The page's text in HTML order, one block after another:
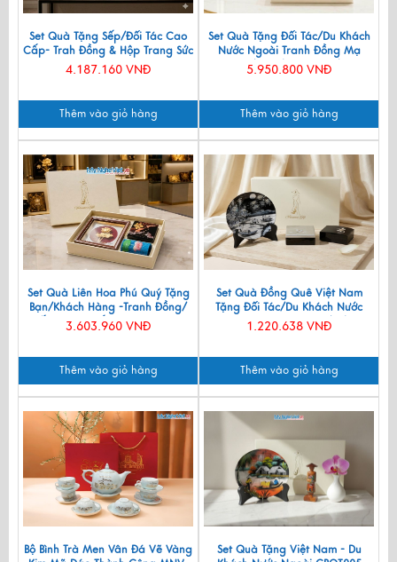
Set Quà Tặng Sếp/Đối Tác Cao
Cấp- Trah Đồng & Hộp Trang Sức
Sơn Mài CBQT004
4.187.160 VNĐ
Thêm vào giỏ hàng
Set Quà Tặng Đối Tác/Du Khách
Nước Ngoài Tranh Đồng Mạ
Vàng 24k & Hộp Trang Sức Sơn
5.950.800 VNĐ
Thêm vào giỏ hàng
Set Quà Liên Hoa Phú Quý Tặng
Bạn/Khách Hàng -Tranh Đồng/
Đế Lót Ly & Cắm Bút CBQT006
3.603.960 VNĐ
Thêm vào giỏ hàng
Set Quà Đồng Quê Việt Nam
Tặng Đối Tác/Du Khách Nước
Ngoài - Đĩa Sơn Mài/ Hộp
1.220.638 VNĐ
Thêm vào giỏ hàng
Bộ Bình Trà Men Vân Đá Vẽ Vàng
Set Quà Tặng Việt Nam - Du